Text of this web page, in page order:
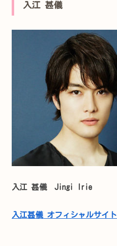
入江 甚儀
入江 甚儀 Jingi Irie
入江甚儀 オフィシャルサイト